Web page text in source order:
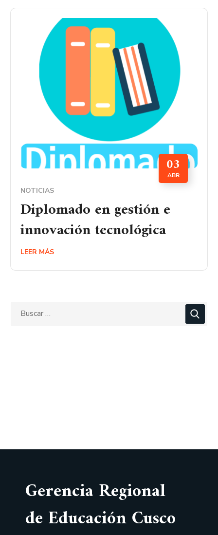
03
ABR
NOTICIAS
Diplomado en gestión e
innovación tecnológica
LEER MÁS
Gerencia Regional
de Educación Cusco